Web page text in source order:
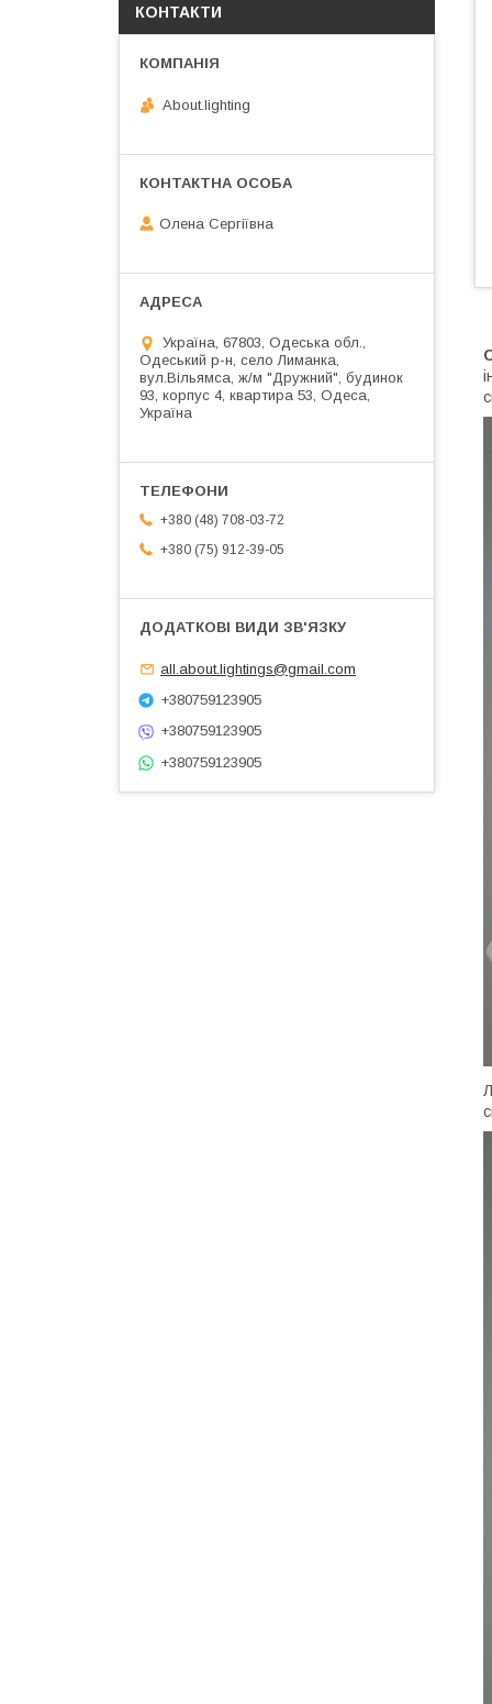
КОНТАКТИ
About.lighting
Олена Сергіївна
Україна, 67803, Одеська обл.,
Одеський р-н, село Лиманка,
вул.Вільямса, ж/м "Дружний", будинок
93, корпус 4, квартира 53, Одеса,
Україна
+380 (48) 708-03-72
+380 (75) 912-39-05
all.about.lightings@gmail.com
+380759123905
+380759123905
+380759123905